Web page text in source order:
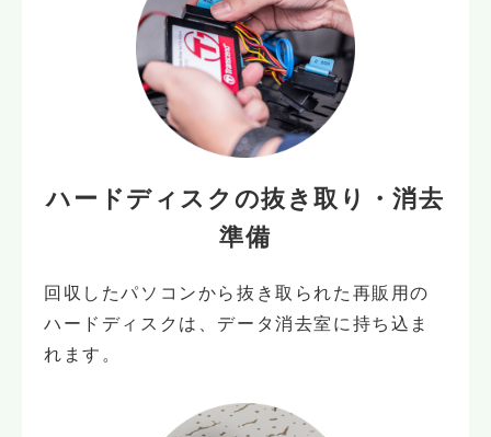
ハードディスクの抜き取り・消去
準備
回収したパソコンから抜き取られた再販用の
ハードディスクは、データ消去室に持ち込ま
れます。